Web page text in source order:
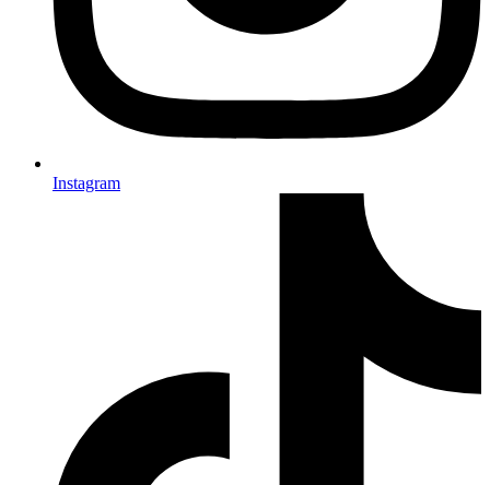
Instagram